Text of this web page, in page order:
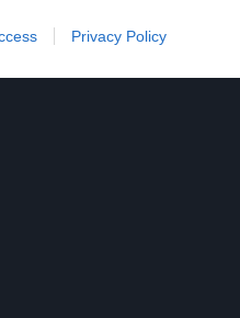
Privacy Policy